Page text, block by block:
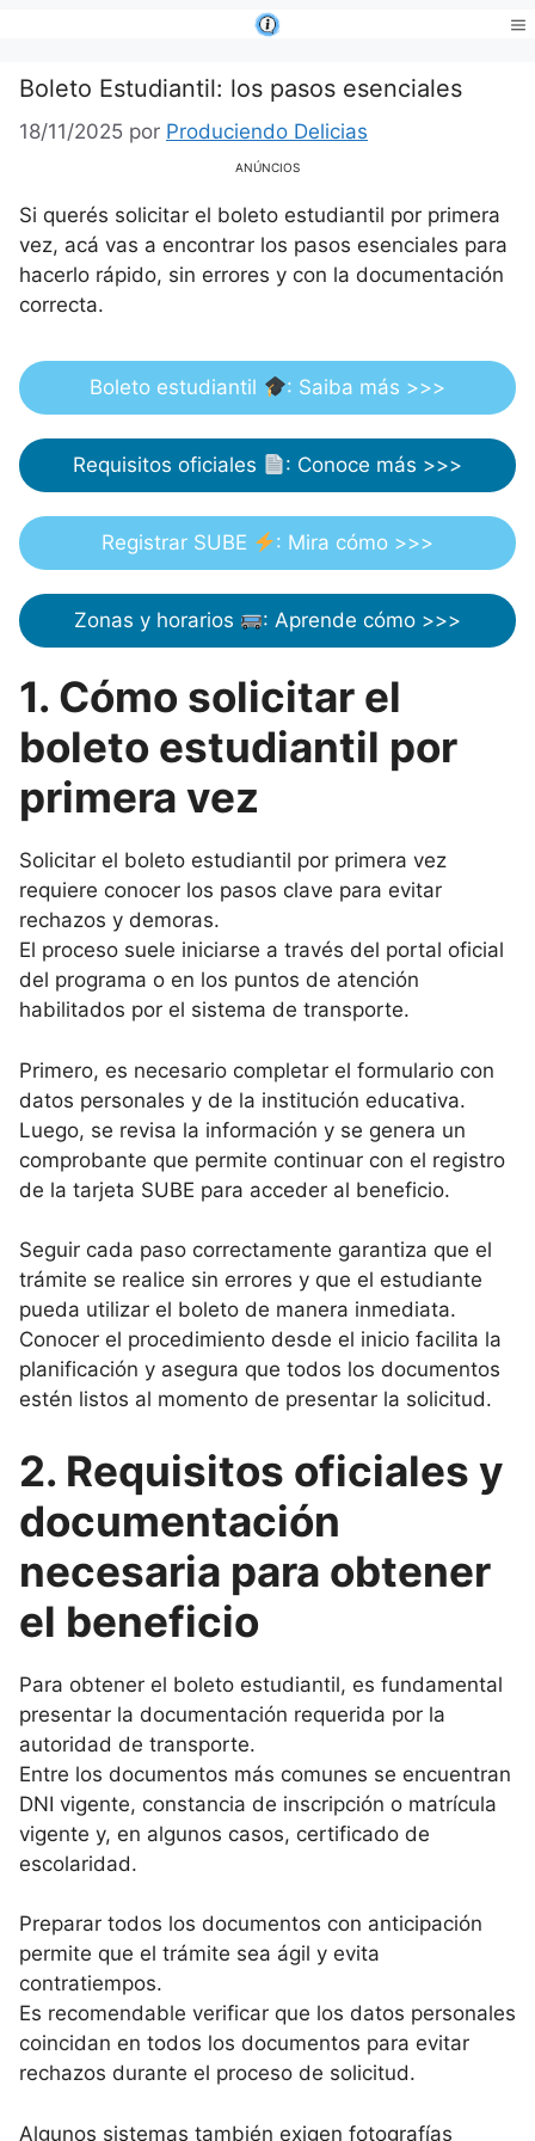
contenido
Boleto Estudiantil: los pasos esenciales
18/11/2025 por Produciendo Delicias
ANÚNCIOS
Si querés solicitar el boleto estudiantil por primera
vez, acá vas a encontrar los pasos esenciales para
hacerlo rápido, sin errores y con la documentación
correcta.
Boleto estudiantil : Saiba más >>>
Requisitos oficiales : Conoce más >>>
Registrar SUBE : Mira cómo >>>
Zonas y horarios : Aprende cómo >>>
1. Cómo solicitar el
boleto estudiantil por
primera vez
Solicitar el boleto estudiantil por primera vez
requiere conocer los pasos clave para evitar
rechazos y demoras.
El proceso suele iniciarse a través del portal oficial
del programa o en los puntos de atención
habilitados por el sistema de transporte.
Primero, es necesario completar el formulario con
datos personales y de la institución educativa.
Luego, se revisa la información y se genera un
comprobante que permite continuar con el registro
de la tarjeta SUBE para acceder al beneficio.
Seguir cada paso correctamente garantiza que el
trámite se realice sin errores y que el estudiante
pueda utilizar el boleto de manera inmediata.
Conocer el procedimiento desde el inicio facilita la
planificación y asegura que todos los documentos
estén listos al momento de presentar la solicitud.
2. Requisitos oficiales y
documentación
necesaria para obtener
el beneficio
Para obtener el boleto estudiantil, es fundamental
presentar la documentación requerida por la
autoridad de transporte.
Entre los documentos más comunes se encuentran
DNI vigente, constancia de inscripción o matrícula
vigente y, en algunos casos, certificado de
escolaridad.
Preparar todos los documentos con anticipación
permite que el trámite sea ágil y evita
contratiempos.
Es recomendable verificar que los datos personales
coincidan en todos los documentos para evitar
rechazos durante el proceso de solicitud.
Algunos sistemas también exigen fotografías